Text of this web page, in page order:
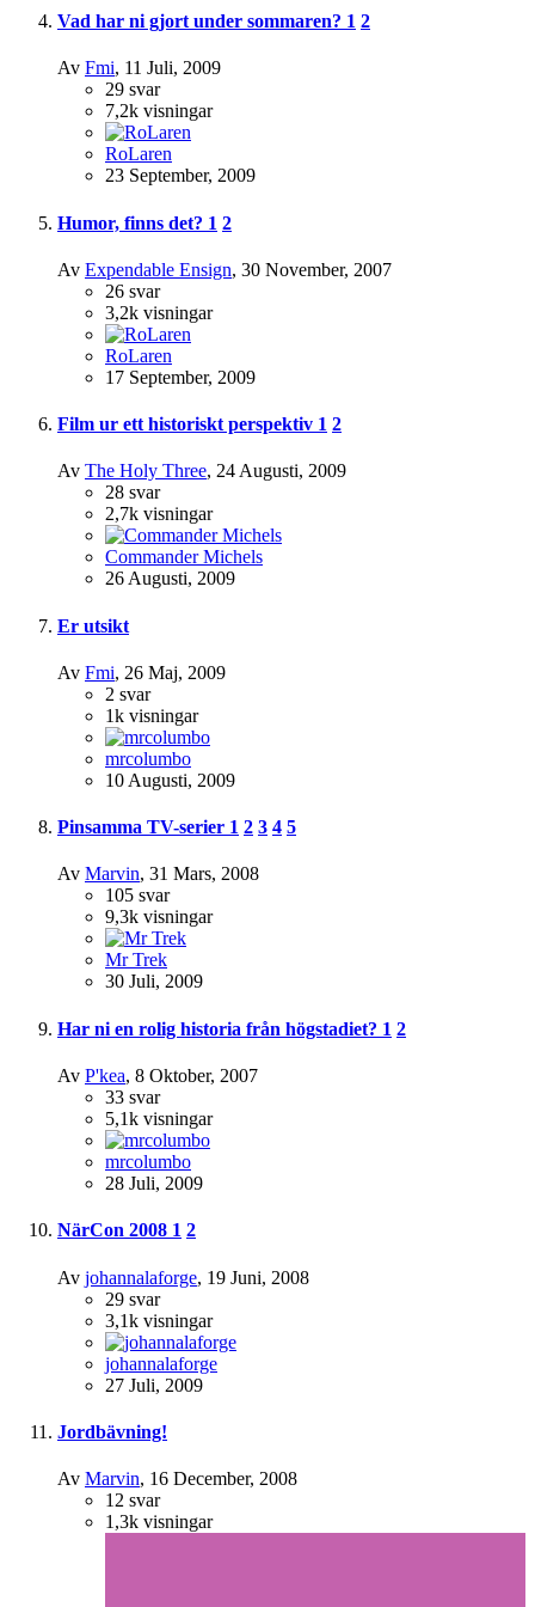
Vad har ni gjort under sommaren? 1 2
Av Fmi, 11 Juli, 2009
29 svar
7,2k visningar
RoLaren
23 September, 2009
Humor, finns det? 1 2
Av Expendable Ensign, 30 November, 2007
26 svar
3,2k visningar
RoLaren
17 September, 2009
Film ur ett historiskt perspektiv 1 2
Av The Holy Three, 24 Augusti, 2009
28 svar
2,7k visningar
Commander Michels
26 Augusti, 2009
Er utsikt
Av Fmi, 26 Maj, 2009
2 svar
1k visningar
mrcolumbo
10 Augusti, 2009
Pinsamma TV-serier 1 2 3 4 5
Av Marvin, 31 Mars, 2008
105 svar
9,3k visningar
Mr Trek
30 Juli, 2009
Har ni en rolig historia från högstadiet? 1 2
Av P'kea, 8 Oktober, 2007
33 svar
5,1k visningar
mrcolumbo
28 Juli, 2009
NärCon 2008 1 2
Av johannalaforge, 19 Juni, 2008
29 svar
3,1k visningar
johannalaforge
27 Juli, 2009
Jordbävning!
Av Marvin, 16 December, 2008
12 svar
1,3k visningar